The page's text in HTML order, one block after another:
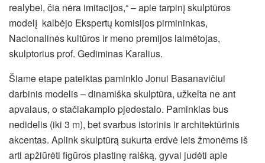
realybei, čia nėra imitacijos,“ – apie tarpinį skulptūros
modelį kalbėjo Ekspertų komisijos pirmininkas,
Nacionalinės kultūros ir meno premijos laimėtojas,
skulptorius prof. Gediminas Karalius.
Šiame etape pateiktas paminklo Jonui Basanavičiui
darbinis modelis – dinamiška skulptūra, užkelta ne ant
apvalaus, o stačiakampio pjedestalo. Paminklas bus
nedidelis (iki 3 m), bet svarbus istorinis ir architektūrinis
akcentas. Aplink skulptūrą sukurta erdvė leis žmonėms iš
arti apžiūrėti figūros plastinę raišką, gyvai judėti apie